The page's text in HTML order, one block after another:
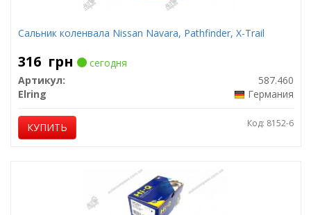
Сальник коленвала Nissan Navara, Pathfinder, X-Trail
316 грн
сегодня
Артикул:
587.460
Elring
Германия
КУПИТЬ Код: 8152-6